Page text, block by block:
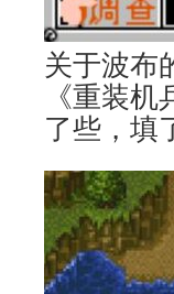
关于波布
《重装
了些，填